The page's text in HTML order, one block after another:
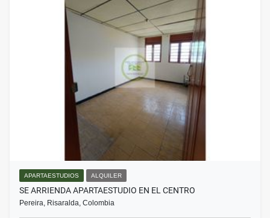
APARTAESTUDIOS ALQUILER
SE ARRIENDA APARTAESTUDIO EN EL CENTRO
Pereira, Risaralda, Colombia